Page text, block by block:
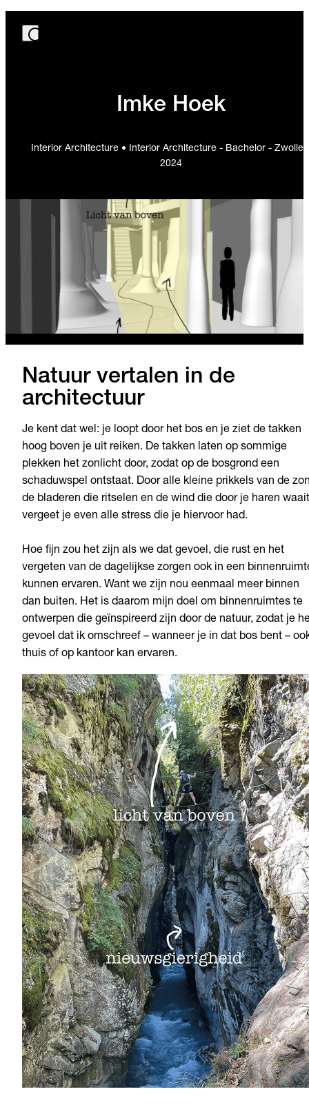
Imke Hoek
Interior Architecture • Interior Architecture - Bachelor - Zwolle
2024
Natuur vertalen in de
architectuur
Je kent dat wel: je loopt door het bos en je ziet de takken
hoog boven je uit reiken. De takken laten op sommige
plekken het zonlicht door, zodat op de bosgrond een
schaduwspel ontstaat. Door alle kleine prikkels van de
de bladeren die ritselen en de wind die door je haren
vergeet je even alle stress die je hiervoor had.
Hoe fijn zou het zijn als we dat gevoel, die rust en het
vergeten van de dagelijkse zorgen ook in een
kunnen ervaren. Want we zijn nou eenmaal meer binnen
dan buiten. Het is daarom mijn doel om binnenruimtes te
ontwerpen die geïnspireerd zijn door de natuur, zodat je
gevoel dat ik omschreef – wanneer je in dat bos bent –
thuis of op kantoor kan ervaren.